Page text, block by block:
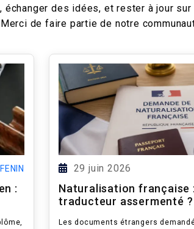
des idées, et rester à jour
de faire partie de notre
:
29 juin 2026
Naturalisation française
traducteur assermenté ?
Les documents étrangers